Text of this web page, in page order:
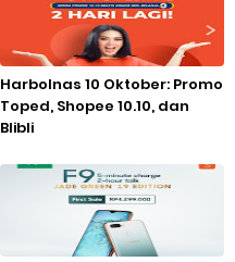
Harbolnas 10 Oktober: Promo
Toped, Shopee 10.10, dan
Blibli